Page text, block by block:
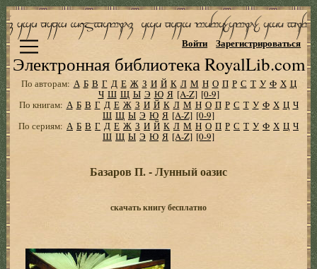
Электронная библиотека RoyalLib.com
Войти Зарегистрироваться
По авторам: А Б В Г Д Е Ж З И Й К Л М Н О П Р С Т У Ф Х Ц
Ч Ш Щ Ы Э Ю Я [A-Z] [0-9]
По книгам: А Б В Г Д Е Ж З И Й К Л М Н О П Р С Т У Ф Х Ц Ч
Ш Щ Ы Э Ю Я [A-Z] [0-9]
По сериям: А Б В Г Д Е Ж З И Й К Л М Н О П Р С Т У Ф Х Ц Ч
Ш Щ Ы Э Ю Я [A-Z] [0-9]
Базаров П. - Лунный оазис
скачать книгу бесплатно